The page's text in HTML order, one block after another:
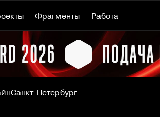
Фрагменты Работа
Санкт-Петербург